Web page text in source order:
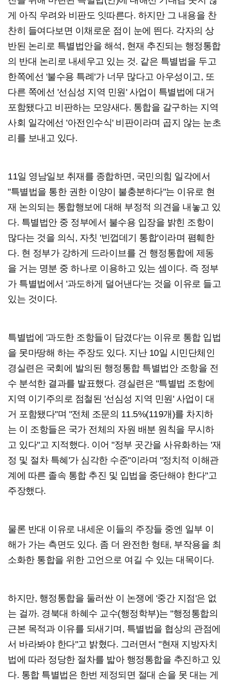
게 아직 우려와 비판도 잇따른다. 하지만 그 내용을 찬
찬히 들여다보면 이채로운 점이 눈에 띈다. 각자의 상
반된 논리로 특별법안을 해석, 현재 추진되는 행정통합
의 반대 논리로 내세우고 있는 것. 같은 특별법을 두고
한쪽에선 '불수용 특례'가 너무 많다고 아우성이고, 또
다른 쪽에선 '선심성 지역 민원' 사업이 특별법에 대거
포함됐다고 비판하는 모양새다. 통합을 갈구하는 지역
사회 일각에선 '아전인수식' 비판이라며 곱지 않는 눈초
리를 보내고 있다.
11일 영남일보 취재를 종합하면, 국민의힘 일각에서
"특별법을 통한 권한 이양이 불충분하다"는 이유로 현
재 논의되는 통합행보에 대해 부정적 의견을 내놓고 있
다. 특별법안 중 정부에서 불수용 입장을 밝힌 조항이
많다는 것을 의식, 자칫 '빈껍데기 통합'이라며 폄훼한
다. 현 정부가 강하게 드라이브를 건 행정통합에 제동
을 거는 명분 중 하나로 이용하고 있는 셈이다. 즉 정부
가 특별법에서 '과도하게 덜어낸다'는 것을 이유로 들고
있는 것이다.
특별법에 '과도한 조항들이 담겼다'는 이유로 통합 입법
을 못마땅해 하는 주장도 있다. 지난 10일 시민단체인
경실련은 국회에 발의된 행정통합 특별법안 조항을 전
수 분석한 결과를 발표했다. 경실련은 "특별법 조항에
지역 이기주의로 점철된 '선심성 지역 민원' 사업이 대
거 포함됐다"며 "전체 조문의 11.5%(119개)를 차지하
는 이 조항들은 국가 전체의 자원 배분 원칙을 무시하
고 있다"고 지적했다. 이어 "정부 곳간을 사유화하는 '재
정 및 절차 특혜'가 심각한 수준"이라며 "정치적 이해관
계에 따른 졸속 통합 추진 및 입법을 중단해야 한다"고
주장했다.
물론 반대 이유로 내세운 이들의 주장들 중엔 일부 이
해가 가는 측면도 있다. 좀 더 완전한 형태, 부작용을 최
소화한 통합을 위한 고언으로 여길 수 있는 대목이다.
하지만, 행정통합을 둘러싼 이 논쟁에 '중간 지점'은 없
는 걸까. 경북대 하혜수 교수(행정학부)는 "행정통합의
근본 목적과 이유를 되새기며, 특별법을 협상의 관점에
서 바라봐야 한다"고 밝혔다. 그러면서 "현재 지방자치
법에 따라 정당한 절차를 밟아 행정통합을 추진하고 있
다. 통합 특별법은 한번 제정되면 절대 손을 못 대는 게